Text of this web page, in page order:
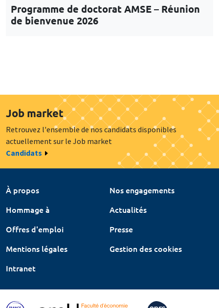
Programme de doctorat AMSE – Réunion
de bienvenue 2026
Job market
Retrouvez l'ensemble de nos candidats disponibles
actuellement sur le Job market
Candidats
À propos
Nos engagements
Hommage à
Actualités
Offres d'emploi
Presse
Mentions légales
Gestion des cookies
Intranet